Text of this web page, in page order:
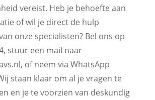
vereist. Heb je behoefte aan
of wil je direct de hulp
onze specialisten? Bel ons op
stuur een mail naar
of neem via WhatsApp
staan klaar om al je vragen te
en je te voorzien van deskundig